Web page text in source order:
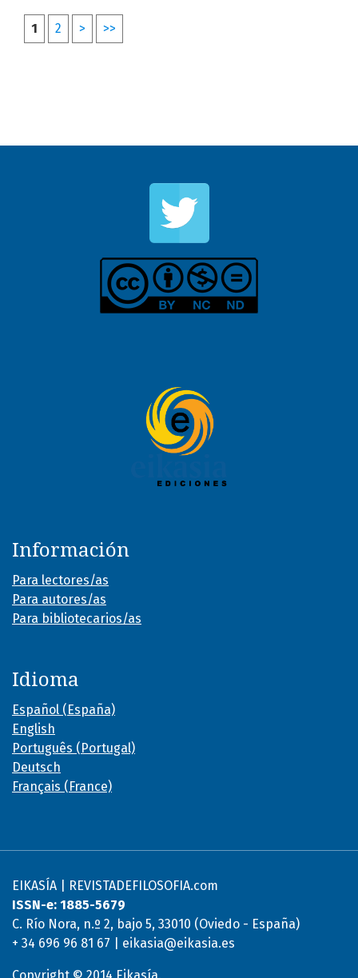
1 2 > >>
Información
Para lectores/as
Para autores/as
Para bibliotecarios/as
Idioma
Español (España)
English
Português (Portugal)
Deutsch
Français (France)
EIKASÍA | REVISTADEFILOSOFIA.com
ISSN-e: 1885-5679
C. Río Nora, n.º 2, bajo 5, 33010 (Oviedo - España)
+ 34 696 96 81 67 | eikasia@eikasia.es